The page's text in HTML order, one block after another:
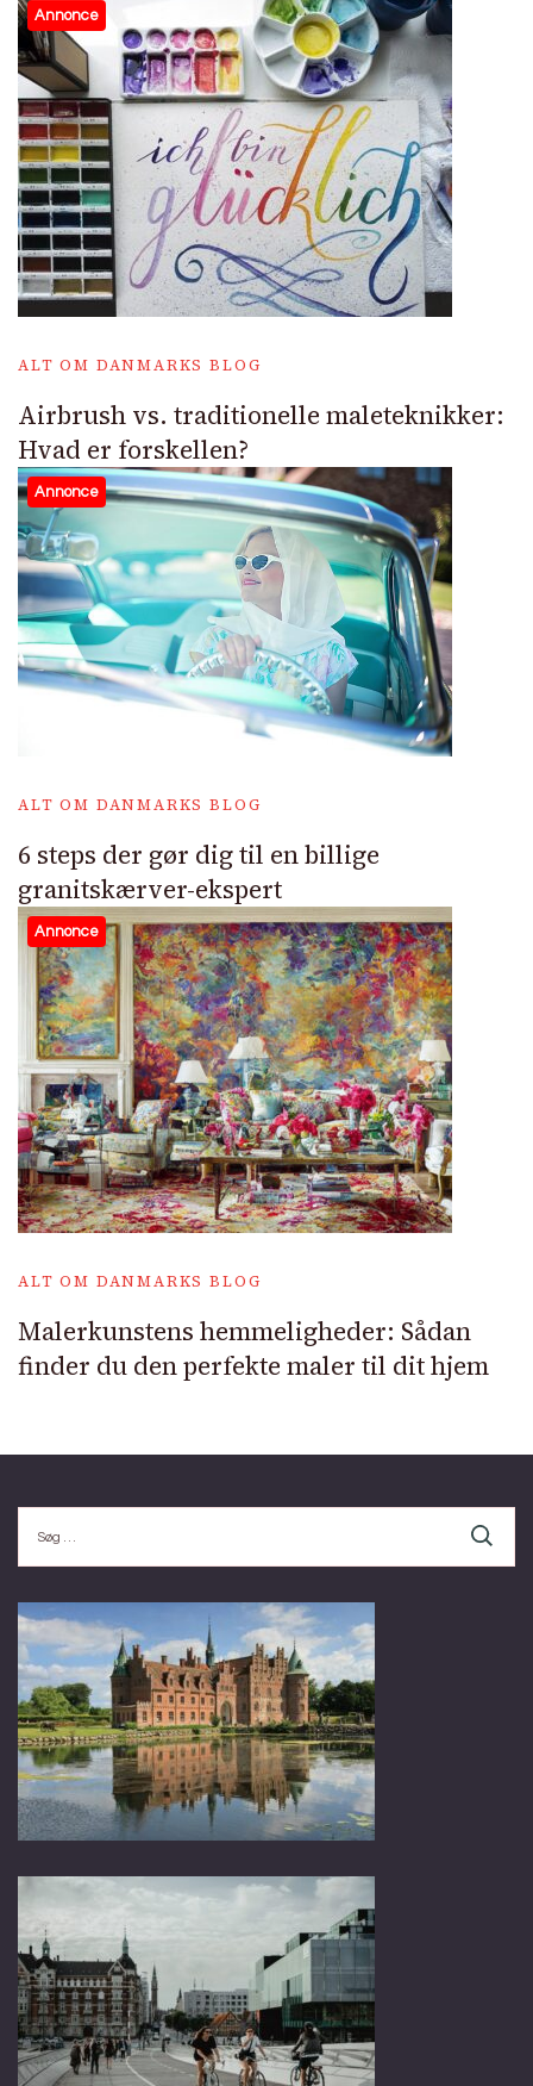
Annonce
ALT OM DANMARKS BLOG
Airbrush vs. traditionelle maleteknikker:
Hvad er forskellen?
Annonce
ALT OM DANMARKS BLOG
6 steps der gør dig til en billige
granitskærver-ekspert
Annonce
ALT OM DANMARKS BLOG
Malerkunstens hemmeligheder: Sådan
finder du den perfekte maler til dit hjem
efter: